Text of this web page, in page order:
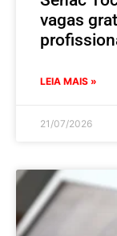
vagas
LEIA MAIS »
21/07/2026